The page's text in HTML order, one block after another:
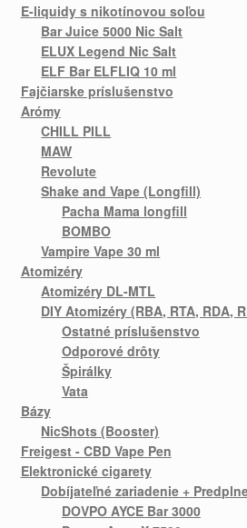
E-liquidy s nikotínovou soľou
Bar Juice 5000 Nic Salt
ELUX Legend Nic Salt
ELF Bar ELFLIQ 10 ml
Fajčiarske príslušenstvo
Arómy
CHILL PILL
MAW
Revolute
Shake and Vape (Longfill)
Pacha Mama longfill
BOMBO
Vampire Vape 30 ml
Atomizéry
Atomizéry DL-MTL
DIY Atomizéry (RBA, RTA, RDA,
Ostatné príslušenstvo
Odporové drôty
Špirálky
Vata
Bázy
NicShots (Booster)
Freigest - CBD Vape Pen
Elektronické cigarety
Dobíjateľné zariadenie +
DOVPO AYCE Bar 3000